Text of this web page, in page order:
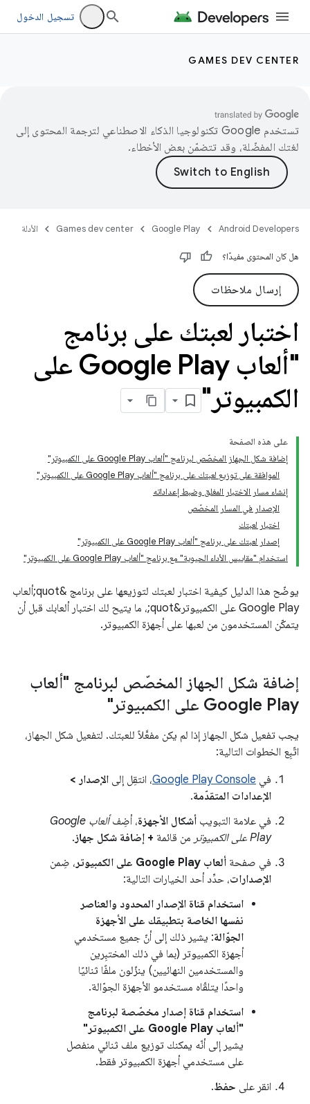
تسجيل الدخول
GAMES DEV CENTER
تستخدم Google تكنولوجيا الذكاء الاصطناعي لترجمة المحتوى إلى
لغتك المفضّلة، وقد تتضمّن بعض الأخطاء.
Android Developers
Google Play
Games dev center الأدلة
هل كان المحتوى مفيدًا؟
إرسال ملاحظات
اختبار لعبتك على برنامج
"ألعاب Google Play على
الكمبيوتر"
على هذه الصفحة
إضافة شكل الجهاز المخصّص لبرنامج "ألعاب Google Play على الكمبيوتر"
الموافقة على توزيع لعبتك على برنامج "ألعاب Google Play على الكمبيوتر"
إنشاء مسار الاختبار المغلق وضبط إعداداته
الإصدار في المسار المخصّص
اختبار لعبتك
إصدار لعبتك على برنامج "ألعاب Google Play على الكمبيوتر"
استخدام "مقاييس الأداء الحيوية" مع برنامج "ألعاب Google Play على الكمبيوتر"
يوضّح هذا الدليل كيفية اختبار لعبتك لتوزيعها على برنامج &quot;ألعاب
Google Play على الكمبيوتر&quot;، ما يتيح لك اختبار ألعابك قبل أن
يتمكّن المستخدمون من لعبها على أجهزة الكمبيوتر.
إضافة شكل الجهاز المخصّص لبرنامج "ألعاب
Google Play على الكمبيوتر"
يجب تفعيل شكل الجهاز إذا لم يكن مفعَّلاً للعبتك. لتفعيل شكل الجهاز،
اتّبِع الخطوات التالية:
في Google Play Console، انتقِل إلى الإصدار >
الإعدادات المتقدّمة.
في علامة التبويب أشكال الأجهزة، أضِف
ألعاب Google
Play على الكمبيوتر
من قائمة + إضافة شكل جهاز.
في صفحة ألعاب Google Play على الكمبيوتر
، ضِمن
الإصدارات، حدِّد أحد الخيارات التالية:
استخدام قناة الإصدار المحدود والعناصر
نفسها الخاصة بتطبيقك على الأجهزة
الجوّالة: يشير ذلك إلى أنّ جميع مستخدمي
أجهزة الكمبيوتر (بما في ذلك المختبِرين
والمستخدمين النهائيين) ينزّلون ملفًا ثنائيًا
واحدًا يتلقّاه مستخدمو الأجهزة الجوّالة.
استخدام قناة إصدار مخصّصة لبرنامج
"ألعاب Google Play على الكمبيوتر"
يشير إلى أنّه يمكنك توزيع ملف ثنائي منفصل
على مستخدمي أجهزة الكمبيوتر فقط.
انقر على حفظ.